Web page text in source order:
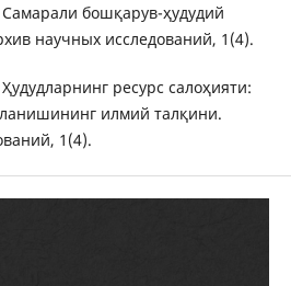
бошқарув-ҳудудий
научных исследований, 1(4).
ресурс салоҳияти:
илмий талқини.
1(4).